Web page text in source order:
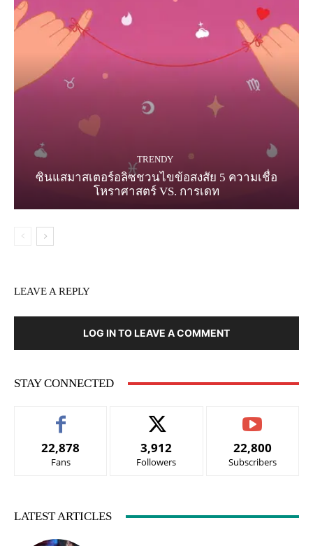
TRENDY
ซินแสมาสเตอร์อลิซชวนไขข้อสงสัย 5 ความเชื่อ
โหราศาสตร์ VS. การเดท
LEAVE A REPLY
LOG IN TO LEAVE A COMMENT
STAY CONNECTED
22,878
Fans
3,912
Followers
22,800
Subscribers
LATEST ARTICLES